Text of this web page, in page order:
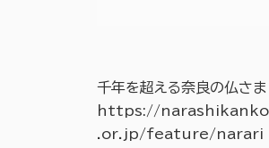
千年を超える奈良の仏さま
https://narashikanko
.or.jp/feature/narari